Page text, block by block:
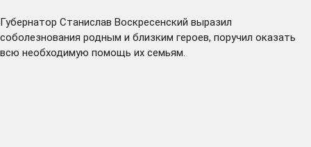
Губернатор Станислав Воскресенский выразил
соболезнования родным и близким героев, поручил оказать
всю необходимую помощь их семьям.